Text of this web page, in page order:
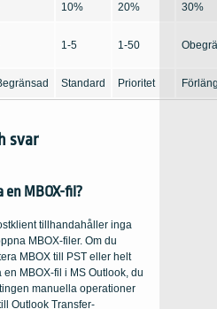
10% 20% 30%
1-5 1-50
Standard Prioritet
svar
MBOX-fil?
tillhandahåller inga
MBOX-filer. Om du
MBOX till PST eller helt
MBOX-fil i MS Outlook, du
manuella operationer
Outlook Transfer-